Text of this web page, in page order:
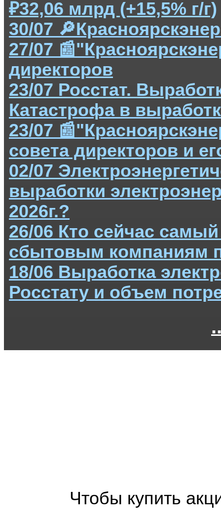
₽32,06 млрд (+15,5% г/г)
30/07
27/07
директоров
23/07 Росстат.
Катастрофа в
23/07
совета директоров и
02/07
выработки
2026г.?
26/06 Кто сейчас
сбытовым компаниям
18/06 Выработка
Росстату и объем
Чтобы купить